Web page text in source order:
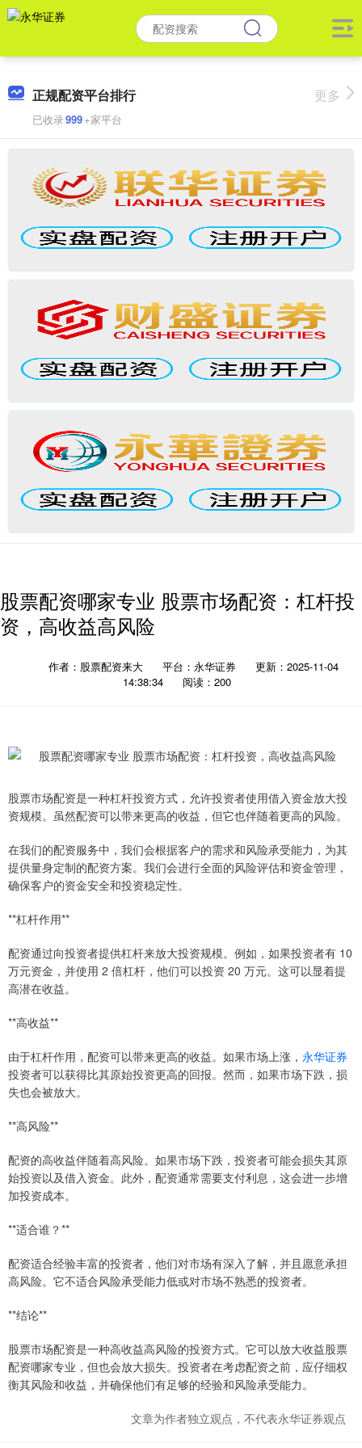
正规配资平台排行
已收录999+家平台
更多
股票配资哪家专业 股票市场配资：杠杆投
资，高收益高风险
作者：股票配资来大 平台：永华证券
更新：2025-11-04
14:38:34
阅读：200
股票市场配资是一种杠杆投资方式，允许投资者使用借入资金放大投
资规模。虽然配资可以带来更高的收益，但它也伴随着更高的风险。
在我们的配资服务中，我们会根据客户的需求和风险承受能力，为其
提供量身定制的配资方案。我们会进行全面的风险评估和资金管理，
确保客户的资金安全和投资稳定性。
**杠杆作用**
配资通过向投资者提供杠杆来放大投资规模。例如，如果投资者有 10
万元资金，并使用 2 倍杠杆，他们可以投资 20 万元。这可以显着提
高潜在收益。
**高收益**
由于杠杆作用，配资可以带来更高的收益。如果市场上涨， 永华证券
投资者可以获得比其原始投资更高的回报。然而，如果市场下跌，损
失也会被放大。
**高风险**
配资的高收益伴随着高风险。如果市场下跌，投资者可能会损失其原
始投资以及借入资金。此外，配资通常需要支付利息，这会进一步增
加投资成本。
**适合谁？**
配资适合经验丰富的投资者，他们对市场有深入了解，并且愿意承担
高风险。它不适合风险承受能力低或对市场不熟悉的投资者。
**结论**
股票市场配资是一种高收益高风险的投资方式。它可以放大收益股票
配资哪家专业，但也会放大损失。投资者在考虑配资之前，应仔细权
衡其风险和收益，并确保他们有足够的经验和风险承受能力。
文章为作者独立观点，不代表永华证券观点